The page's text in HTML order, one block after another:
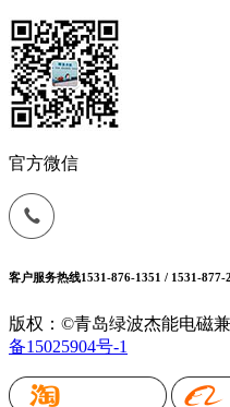
官方微信
客户服务热线1531-876-1351 / 1531-877-
版权：©青岛绿波杰能电磁
备15025904号-1